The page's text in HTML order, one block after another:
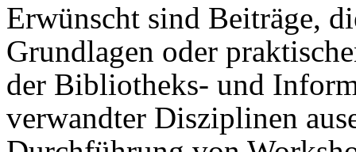
Erwünscht sind Beiträge,
Grundlagen oder
der Bibliotheks- und
verwandter Disziplinen